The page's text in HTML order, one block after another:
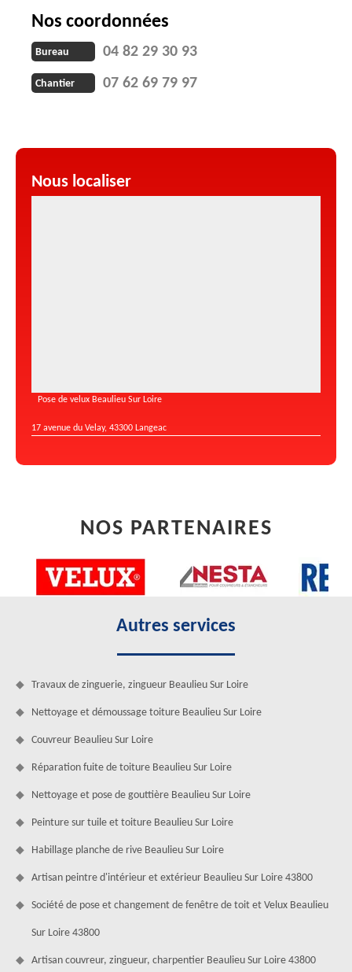
Nos coordonnées
Bureau 04 82 29 30 93
Chantier 07 62 69 79 97
Nous localiser
Pose de velux Beaulieu Sur Loire
17 avenue du Velay, 43300 Langeac
NOS PARTENAIRES
Autres services
Travaux de zinguerie, zingueur Beaulieu Sur Loire
Nettoyage et démoussage toiture Beaulieu Sur Loire
Couvreur Beaulieu Sur Loire
Réparation fuite de toiture Beaulieu Sur Loire
Nettoyage et pose de gouttière Beaulieu Sur Loire
Peinture sur tuile et toiture Beaulieu Sur Loire
Habillage planche de rive Beaulieu Sur Loire
Artisan peintre d'intérieur et extérieur Beaulieu Sur Loire 43800
Société de pose et changement de fenêtre de toit et Velux Beaulieu
Sur Loire 43800
Artisan couvreur, zingueur, charpentier Beaulieu Sur Loire 43800